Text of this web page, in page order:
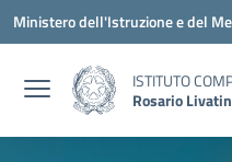
Vai ai contenuti
Vai al menu di navigazione
Vai al footer
Ministero dell'Istruzione e del
ISTITUTO
Rosario